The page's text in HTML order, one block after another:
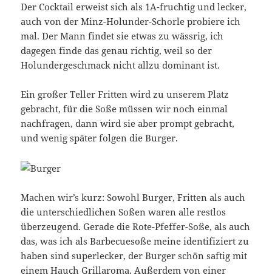
Der Cocktail erweist sich als 1A-fruchtig und lecker,
auch von der Minz-Holunder-Schorle probiere ich
mal. Der Mann findet sie etwas zu wässrig, ich
dagegen finde das genau richtig, weil so der
Holundergeschmack nicht allzu dominant ist.
Ein großer Teller Fritten wird zu unserem Platz
gebracht, für die Soße müssen wir noch einmal
nachfragen, dann wird sie aber prompt gebracht,
und wenig später folgen die Burger.
Machen wir’s kurz: Sowohl Burger, Fritten als auch
die unterschiedlichen Soßen waren alle restlos
überzeugend. Gerade die Rote-Pfeffer-Soße, als auch
das, was ich als Barbecuesoße meine identifiziert zu
haben sind superlecker, der Burger schön saftig mit
einem Hauch Grillaroma. Außerdem von einer